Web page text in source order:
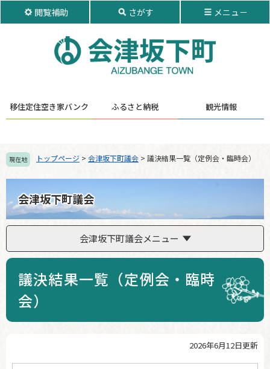
本
閲覧補助 さがす メニュ－
移住定住空き家バンク ふるさと納税 観光情報
現在地 トップページ > 会津坂下町議会 > 議決結果一覧（定例会・臨時会）
会津坂下町議会
会津坂下町議会メニュー
議決結果一覧（定例会・臨時
会）
2026年6月12日更新